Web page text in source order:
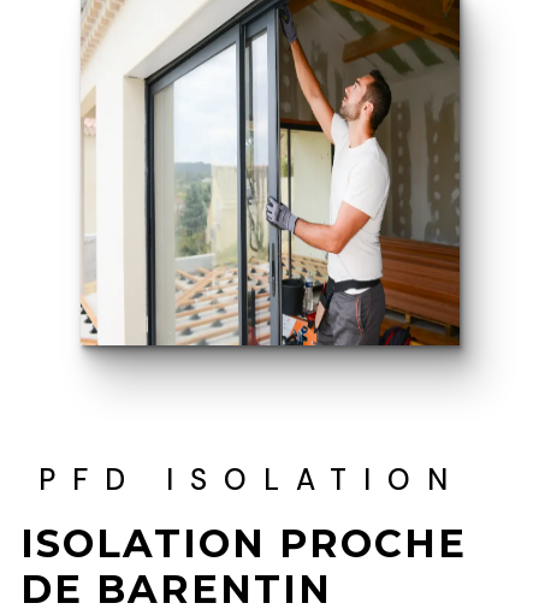
PFD ISOLATION
ISOLATION PROCHE
DE BARENTIN